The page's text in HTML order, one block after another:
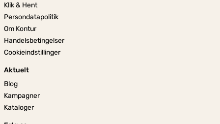
Klik & Hent
Persondatapolitik
Om Kontur
Handelsbetingelser
Cookieindstillinger
Aktuelt
Blog
Kampagner
Kataloger